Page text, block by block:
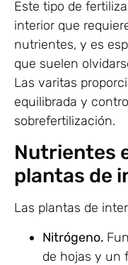
Este tipo de
interior que
nutrientes, y es
que suelen
Las varitas
equilibrada y
sobrefertilización.
Nutrientes
plantas de
Las plantas de
Nitrógeno.
de hojas y un